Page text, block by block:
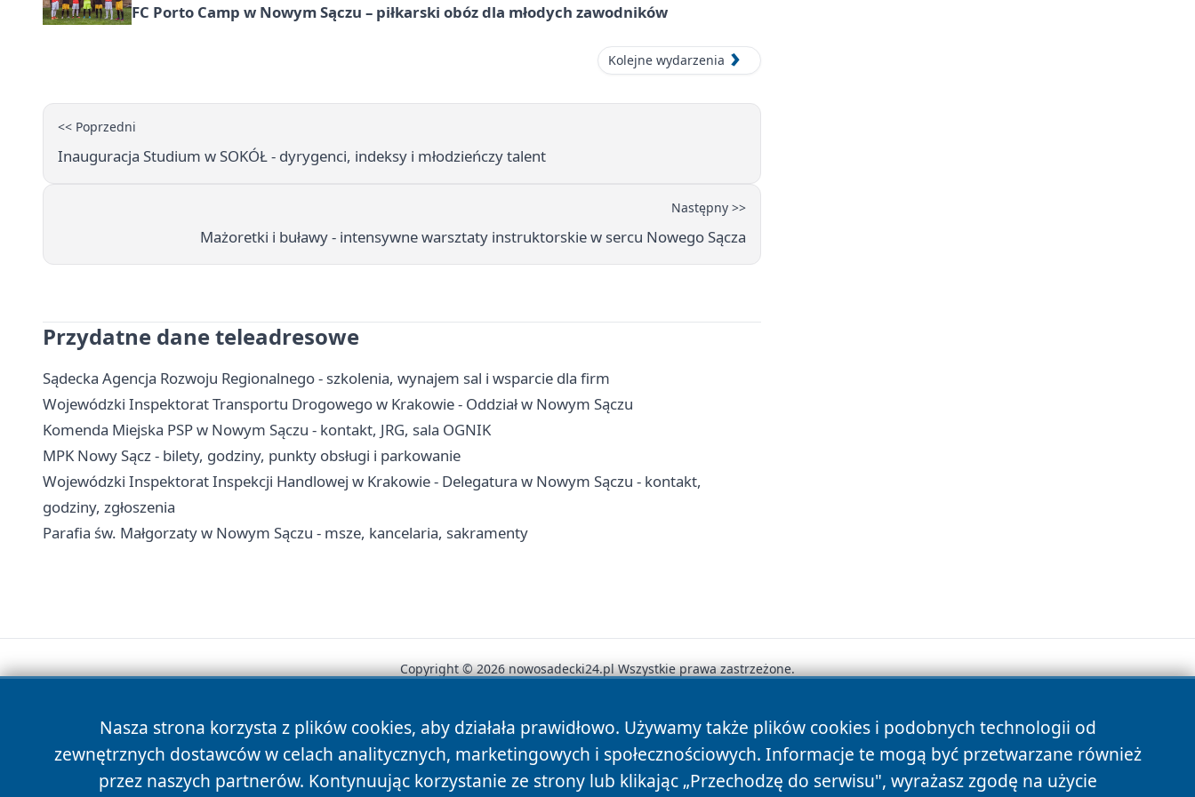
FC Porto Camp w Nowym Sączu – piłkarski obóz dla młodych zawodników
Kolejne wydarzenia
<< Poprzedni
Inauguracja Studium w SOKÓŁ - dyrygenci, indeksy i młodzieńczy talent
Następny >>
Mażoretki i buławy - intensywne warsztaty instruktorskie w sercu Nowego Sącza
Przydatne dane teleadresowe
Sądecka Agencja Rozwoju Regionalnego - szkolenia, wynajem sal i wsparcie dla firm
Wojewódzki Inspektorat Transportu Drogowego w Krakowie - Oddział w Nowym Sączu
Komenda Miejska PSP w Nowym Sączu - kontakt, JRG, sala OGNIK
MPK Nowy Sącz - bilety, godziny, punkty obsługi i parkowanie
Wojewódzki Inspektorat Inspekcji Handlowej w Krakowie - Delegatura w Nowym Sączu - kontakt,
godziny, zgłoszenia
Parafia św. Małgorzaty w Nowym Sączu - msze, kancelaria, sakramenty
Nasza strona korzysta z plików cookies, aby działała prawidłowo. Używamy także plików cookies i podobnych technologii od
zewnętrznych dostawców w celach analitycznych, marketingowych i społecznościowych. Informacje te mogą być przetwarzane również
przez naszych partnerów. Kontynuując korzystanie ze strony lub klikając „Przechodzę do serwisu", wyrażasz zgodę na użycie
Copyright © 2026 nowosadecki24.pl Wszystkie prawa zastrzeżone.
News Autorzy Polityka Prywatności Polityka Cookies